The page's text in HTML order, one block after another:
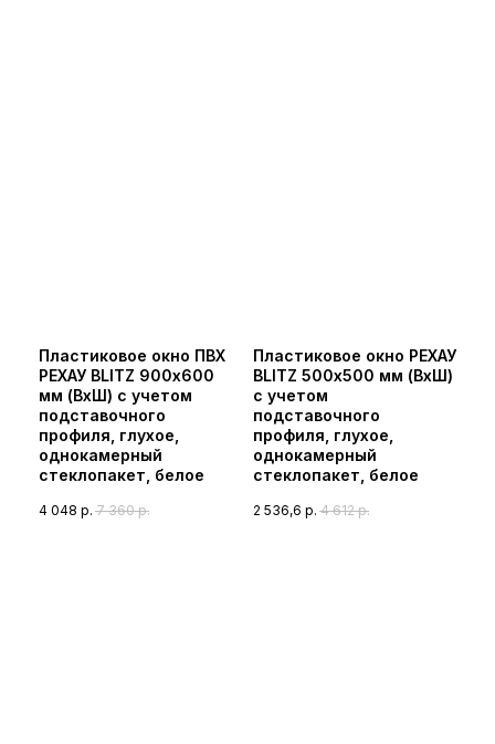
Пластиковое окно ПВХ
РЕХАУ BLITZ 900х600
мм (ВхШ) с учетом
подставочного
профиля, глухое,
однокамерный
стеклопакет, белое
4 048 р. 7 360 р.
Пластиковое окно РЕХАУ
BLITZ 500х500 мм (ВхШ)
с учетом
подставочного
профиля, глухое,
однокамерный
стеклопакет, белое
2 536,6 р. 4 612 р.